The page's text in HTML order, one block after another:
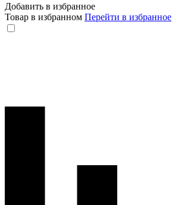
Добавить в избранное
Товар в избранном Перейти в избранное